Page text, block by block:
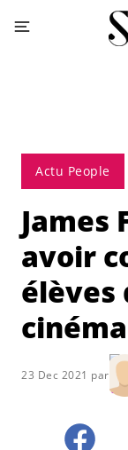
Actu People
James
avoir
élèves
23 Dec 2021 par